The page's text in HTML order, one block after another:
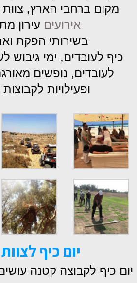
מקום ברחבי הארץ, צוות
אירועים עירון
בשירותי הפקת
כיף לעובדים, ימי גיבוש
לעובדים, נופשים
ופעילויות
יום כיף
יום כיף לקבוצה קטנה